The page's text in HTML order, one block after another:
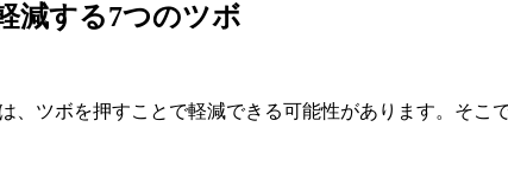
減する7つのツボ
、ツボを押すことで軽減できる可能性があります。そ